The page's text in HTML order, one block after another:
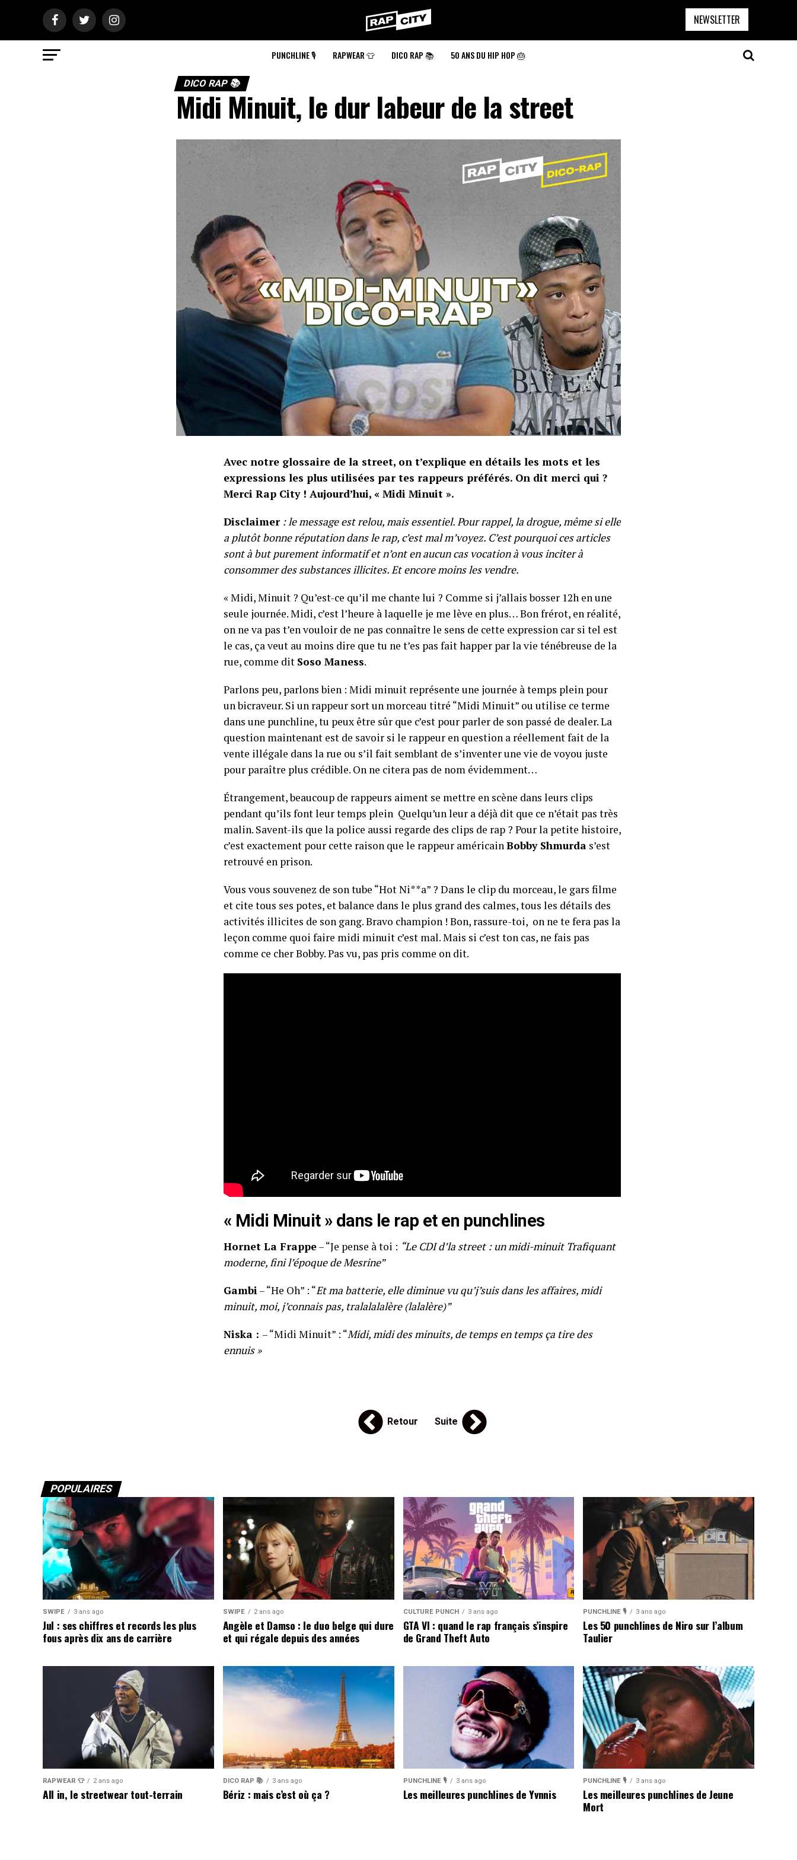
RapCity
NEWSLETTER
PUNCHLINE 🎙️ RAPWEAR 👕 DICO RAP 📚 50 ANS DU HIP HOP 🎂
DICO RAP 📚
Midi Minuit, le dur labeur de la street
Avec notre glossaire de la street, on t’explique en détails les mots et les
expressions les plus utilisées par tes rappeurs préférés. On dit merci qui ?
Merci Rap City ! Aujourd’hui, « Midi Minuit ».
Disclaimer: le message est relou, mais essentiel. Pour rappel, la drogue, même si elle
a plutôt bonne réputation dans le rap, c’est mal m’voyez. C’est pourquoi ces articles
sont à but purement informatif et n’ont en aucun cas vocation à vous inciter à
consommer des substances illicites. Et encore moins les vendre.
« Midi, Minuit ? Qu’est-ce qu’il me chante lui ? Comme si j’allais bosser 12h en une
seule journée. Midi, c’est l’heure à laquelle je me lève en plus… Bon frérot, en réalité,
on ne va pas t’en vouloir de ne pas connaître le sens de cette expression car si tel est
le cas, ça veut au moins dire que tu ne t’es pas fait happer par la vie ténébreuse de la
rue, comme dit Soso Maness.
Parlons peu, parlons bien : Midi minuit représente une journée à temps plein pour
un bicraveur. Si un rappeur sort un morceau titré “Midi Minuit” ou utilise ce terme
dans une punchline, tu peux être sûr que c’est pour parler de son passé de dealer. La
question maintenant est de savoir si le rappeur en question a réellement fait de la
vente illégale dans la rue ou s’il fait semblant de s’inventer une vie de voyou juste
pour paraître plus crédible. On ne citera pas de nom évidemment…
Étrangement, beaucoup de rappeurs aiment se mettre en scène dans leurs clips
pendant qu’ils font leur temps plein Quelqu’un leur a déjà dit que ce n’était pas très
malin. Savent-ils que la police aussi regarde des clips de rap ? Pour la petite histoire,
c’est exactement pour cette raison que le rappeur américainBobby Shmurda s’est
retrouvé en prison.
Vous vous souvenez de son tube “Hot Ni**a” ? Dans le clip du morceau, le gars filme
et cite tous ses potes, et balance dans le plus grand des calmes, tous les détails des
activités illicites de son gang. Bravo champion ! Bon, rassure-toi, on ne te fera pas la
leçon comme quoi faire midi minuit c’est mal. Mais si c’est ton cas, ne fais pas
comme ce cher Bobby. Pas vu, pas pris comme on dit.
« Midi Minuit » dans le rap et en punchlines
Hornet La Frappe– “Je pense à toi : “Le CDI d’la street : un midi-minuit Trafiquant
moderne, fini l’époque de Mesrine”
Gambi– “He Oh” : “Et ma batterie, elle diminue vu qu’j’suis dans les affaires, midi
minuit, moi, j’connais pas, tralalalalère(lalalère)”
Niska : – “Midi Minuit” : “Midi, midi des minuits, de temps en temps ça tire des
ennuis »
Retour Suite
POPULAIRES
SWIPE 3 ans ago
Jul : ses chiffres et records les plus
fous après dix ans de carrière
SWIPE 2 ans ago
Angèle et Damso : le duo belge qui dure
et qui régale depuis des années
CULTURE PUNCH 3 ans ago
GTA VI : quand le rap français s’inspire
de Grand Theft Auto
PUNCHLINE 🎙️ 3 ans ago
Les 50 punchlines de Niro sur l’album
Taulier
RAPWEAR 👕 2 ans ago
All in, le streetwear tout-terrain
DICO RAP 📚 3 ans ago
Bériz : mais c’est où ça ?
PUNCHLINE 🎙️ 3 ans ago
Les meilleures punchlines de Yvnnis
PUNCHLINE 🎙️ 3 ans ago
Les meilleures punchlines de Jeune
Mort